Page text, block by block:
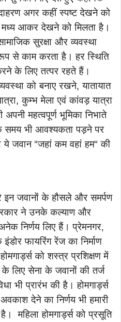
अगर कहीं स्पष्ट देखने को
मध्य आकर देखने को मिलता है।
सुरक्षा और व्यवस्था
से काम करता है। हर स्थिति
के लिए तत्पर रहते हैं।
को बनाए रखने, यातायात
कुम्भ मेला एवं कांवड़ यात्रा
महत्वपूर्ण भूमिका निभाते
भी आवश्यकता पड़ने पर
ये जवान “जहां कम वहां हम“ की
इन जवानों के हौसले और समर्पण
ने उनके कल्याण और
निर्णय लिए हैं। प्रेमनगर,
फायरिंग रेंज का निर्माण
को शस्त्र प्रशिक्षण में
के लिए सेना के जवानों की तर्ज
भी प्रारंभ की है। होमगार्ड्स
देने का निर्णय भी हमारी
है। महिला होमगार्ड्स को प्रसूति